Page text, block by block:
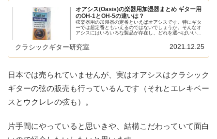
オアシス(Oasis)の楽器用加湿器まとめ ギター用
のOH-1とOH-5の違いは？
弦楽器用の加湿器の定番といえばオアシスです。特にギタ
ーでは超定番ともいえるのではないでしょうか。そんなオ
アシスにはいろいろな製品が存在し、どれを選べばいいの
器についてまとめてみました。ギタ...
クラシックギター研究室 2021.12.25
日本では売られていませんが、実はオアシスはクラシック
ギターの弦の販売も行っているんです（それとエレキベー
スとウクレレの弦も）。
片手間にやっていると思いきや、結構こだわっていて面白